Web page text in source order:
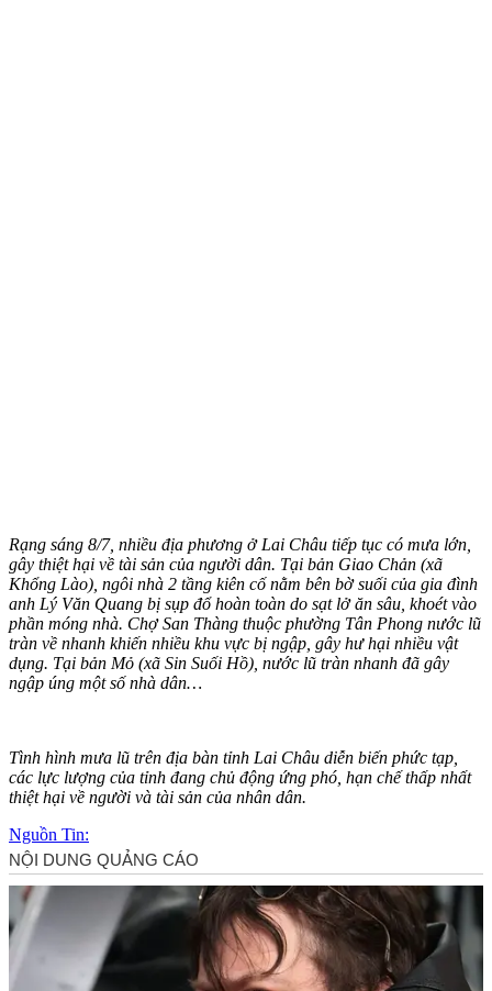
Rạng sáng 8/7, nhiều địa phương ở Lai Châu tiếp tục có mưa lớn,
gây thiệt hại về tài sản của người dân. Tại bản Giao Chản (xã
Khổng Lào), ngôi nhà 2 tầng kiên cố nằm bên bờ suối của gia đình
anh Lý Văn Quang bị sụp đổ hoàn toàn do sạt lở ăn sâu, khoét vào
phần móng nhà. Chợ San Thàng thuộc phường Tân Phong nước lũ
tràn về nhanh khiến nhiều khu vực bị ngập, gây hư hại nhiều vật
dụng. Tại bản Mỏ (xã Sin Suối Hồ), nước lũ tràn nhanh đã gây
ngập úng một số nhà dân…
Tình hình mưa lũ trên địa bàn tỉnh Lai Châu diễn biến phức tạp,
các lực lượng của tỉnh đang chủ động ứng phó, hạn chế thấp nhất
thiệt hại về người và tài sản của nhân dân.
Nguồn Tin: